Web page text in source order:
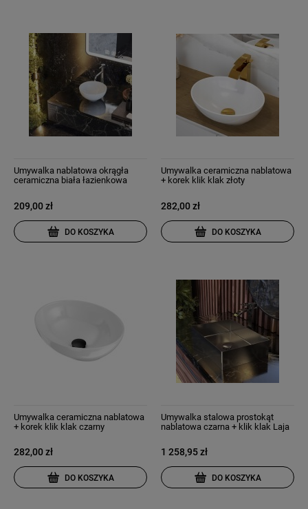
Umywalka nablatowa okrągła
ceramiczna biała łazienkowa
209,00 zł
DO KOSZYKA
Umywalka ceramiczna nablatowa
+ korek klik klak złoty
282,00 zł
DO KOSZYKA
Umywalka ceramiczna nablatowa
+ korek klik klak czarny
282,00 zł
DO KOSZYKA
Umywalka stalowa prostokąt
nablatowa czarna + klik klak Laja
1 258,95 zł
DO KOSZYKA